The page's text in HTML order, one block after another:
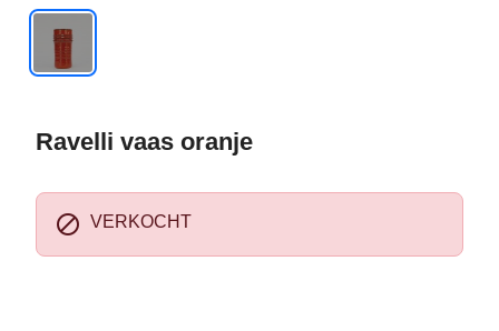
Ravelli vaas oranje
 VERKOCHT